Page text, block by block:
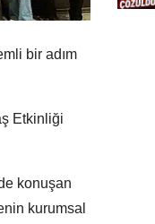
bir adım
Etkinliği
konuşan
kurumsal